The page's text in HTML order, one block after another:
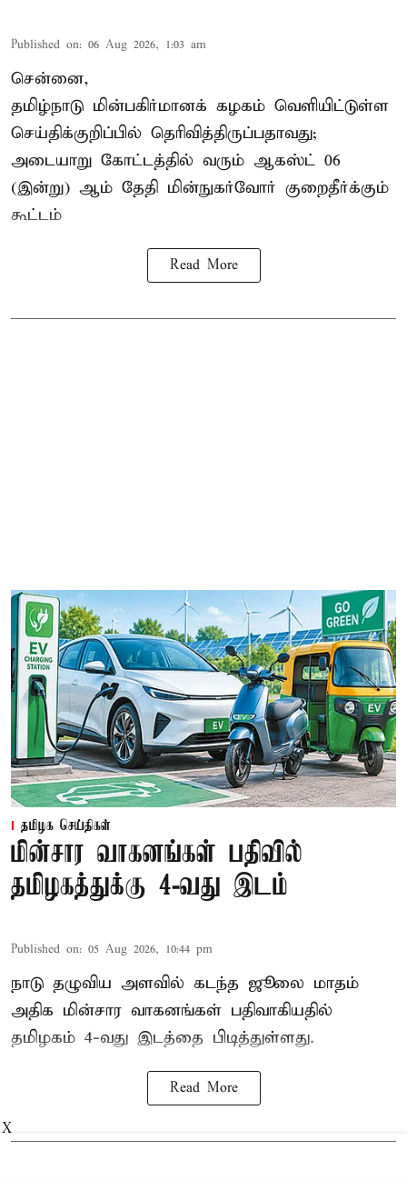
Published on: 06 Aug 2026, 1:03 am
சென்னை,
தமிழ்நாடு மின்பகிர்மானக் கழகம் வெளியிட்டுள்ள
செய்திக்குறிப்பில் தெரிவித்திருப்பதாவது;
அடையாறு கோட்டத்தில் வரும் ஆகஸ்ட் 06
(இன்று) ஆம் தேதி மின்நுகர்வோர் குறைதீர்க்கும்
கூட்டம்
Read More
தமிழக செய்திகள்
மின்சார வாகனங்கள் பதிவில்
தமிழகத்துக்கு 4-வது இடம்
Published on: 05 Aug 2026, 10:44 pm
நாடு தழுவிய அளவில் கடந்த ஜூலை மாதம்
அதிக மின்சார வாகனங்கள் பதிவாகியதில்
தமிழகம் 4-வது இடத்தை பிடித்துள்ளது.
Read More
X